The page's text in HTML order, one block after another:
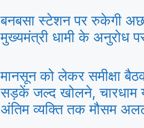
बनबसा स्टेशन पर रुकेगी
मुख्यमंत्री धामी के अनुरोध
मानसून को लेकर समीक्षा
सड़कें जल्द खोलने, चारधाम
अंतिम व्यक्ति तक मौसम